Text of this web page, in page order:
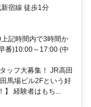
武新宿線 徒歩1分
記時間内で3時間か
番)10:00～17:00 (中
ッフ大募集！ JR高田
馬場ビル2Fという好
経験者はもち...